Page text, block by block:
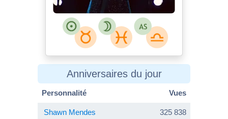
Anniversaires du jour
Personnalité Vues
Shawn Mendes 325 838